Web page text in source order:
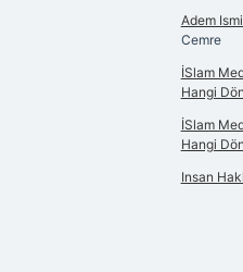
Adem
Cemre
İSlam
Hangi
İSlam
Hangi
Insan